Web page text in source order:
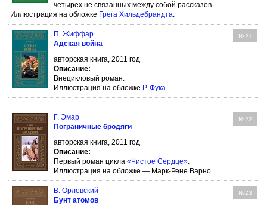
четырех не связанных между собой рассказов.
Иллюстрация на обложке Грега Хильдебрандта.
П. Жиффар №21
Адская война
авторская книга, 2011 год
Описание:
Внецикловый роман.
Иллюстрация на обложке Р. Фука.
Г. Эмар №22
Пограничные бродяги
авторская книга, 2011 год
Описание:
Первый роман цикла «Чистое Сердце».
Иллюстрация на обложке — Марк-Рене Варно.
В. Орловский №23
Бунт атомов